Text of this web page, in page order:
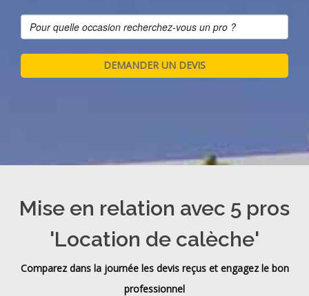
Mise en relation avec 5 pros
'Location de calèche'
Comparez dans la journée les devis reçus et engagez le bon
professionnel